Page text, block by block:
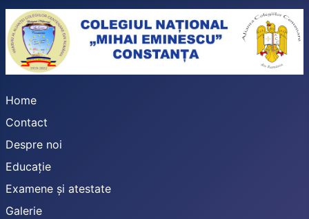
Home
Contact
Despre noi
Educație
Examene și atestate
Galerie